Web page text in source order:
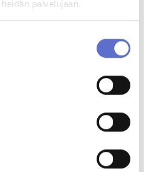
palvelujaan.
toimittajaan.